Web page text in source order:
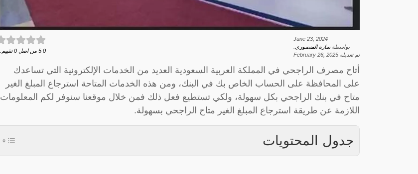
June 23, 2024
بواسطةسارة المنصوري
تم تعديله February 26, 2025
0
5 من اصل 0 تقييم.
أتاح مصرف الراجحي في المملكة العربية السعودية العديد من الخدمات الإلكترونية التي تساعدك
على المحافظة على الحساب الخاص بك في البنك، ومن هذه الخدمات المتاحة استرجاع المبلغ الغير
متاح في بنك الراجحي بكل سهولة، ولكي تستطيع فعل ذلك فمن خلال موقعنا سنوفر لكم المعلومات
اللازمة عن طريقة استرجاع المبلغ الغير متاح الراجحي بسهولة.
جدول المحتويات